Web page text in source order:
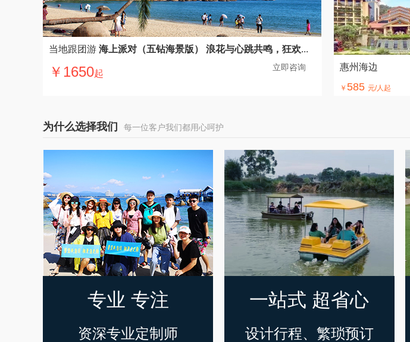
当地跟团游 海上派对（五钻海景版） 浪花与心跳共鸣，狂欢...
￥1650起
立即咨询 惠州海边
￥ 585 元/人起
为什么选择我们 每一位客户我们都用心呵护
专业 专注
资深专业定制师
一站式 超省心
设计行程、繁琐预订